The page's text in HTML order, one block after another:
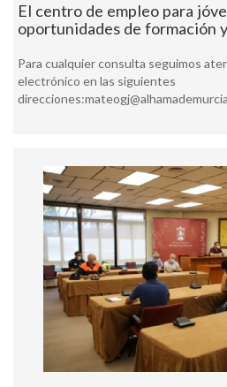
El centro de empleo para
oportunidades de formación
Para cualquier consulta seguimos
electrónico en las siguientes